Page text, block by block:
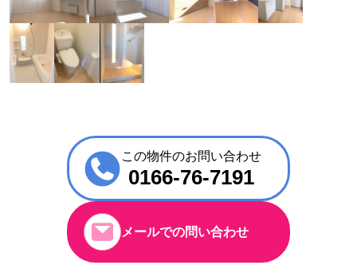
この物件のお問い合わせ
0166-76-7191
メールでの問い合わせ